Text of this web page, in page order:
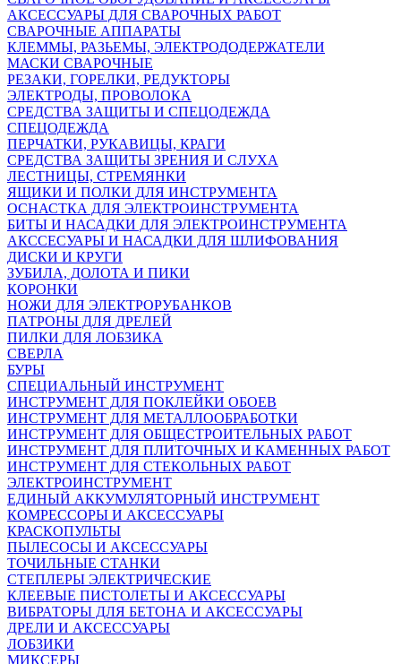
АКСЕССУАРЫ ДЛЯ СВАРОЧНЫХ РАБОТ
СВАРОЧНЫЕ АППАРАТЫ
КЛЕММЫ, РАЗЬЕМЫ, ЭЛЕКТРОДОДЕРЖАТЕЛИ
МАСКИ СВАРОЧНЫЕ
РЕЗАКИ, ГОРЕЛКИ, РЕДУКТОРЫ
ЭЛЕКТРОДЫ, ПРОВОЛОКА
СРЕДСТВА ЗАЩИТЫ И СПЕЦОДЕЖДА
СПЕЦОДЕЖДА
ПЕРЧАТКИ, РУКАВИЦЫ, КРАГИ
СРЕДСТВА ЗАЩИТЫ ЗРЕНИЯ И СЛУХА
ЛЕСТНИЦЫ, СТРЕМЯНКИ
ЯЩИКИ И ПОЛКИ ДЛЯ ИНСТРУМЕНТА
ОСНАСТКА ДЛЯ ЭЛЕКТРОИНСТРУМЕНТА
БИТЫ И НАСАДКИ ДЛЯ ЭЛЕКТРОИНСТРУМЕНТА
АКССЕСУАРЫ И НАСАДКИ ДЛЯ ШЛИФОВАНИЯ
ДИСКИ И КРУГИ
ЗУБИЛА, ДОЛОТА И ПИКИ
КОРОНКИ
НОЖИ ДЛЯ ЭЛЕКТРОРУБАНКОВ
ПАТРОНЫ ДЛЯ ДРЕЛЕЙ
ПИЛКИ ДЛЯ ЛОБЗИКА
СВЕРЛА
БУРЫ
СПЕЦИАЛЬНЫЙ ИНСТРУМЕНТ
ИНСТРУМЕНТ ДЛЯ ПОКЛЕЙКИ ОБОЕВ
ИНСТРУМЕНТ ДЛЯ МЕТАЛЛООБРАБОТКИ
ИНСТРУМЕНТ ДЛЯ ОБЩЕСТРОИТЕЛЬНЫХ РАБОТ
ИНСТРУМЕНТ ДЛЯ ПЛИТОЧНЫХ И КАМЕННЫХ РАБОТ
ИНСТРУМЕНТ ДЛЯ СТЕКОЛЬНЫХ РАБОТ
ЭЛЕКТРОИНСТРУМЕНТ
ЕДИНЫЙ АККУМУЛЯТОРНЫЙ ИНСТРУМЕНТ
КОМРЕССОРЫ И АКСЕССУАРЫ
КРАСКОПУЛЬТЫ
ПЫЛЕСОСЫ И АКСЕССУАРЫ
ТОЧИЛЬНЫЕ СТАНКИ
СТЕПЛЕРЫ ЭЛЕКТРИЧЕСКИЕ
КЛЕЕВЫЕ ПИСТОЛЕТЫ И АКСЕССУАРЫ
ВИБРАТОРЫ ДЛЯ БЕТОНА И АКСЕССУАРЫ
ДРЕЛИ И АКСЕССУАРЫ
ЛОБЗИКИ
МИКСЕРЫ